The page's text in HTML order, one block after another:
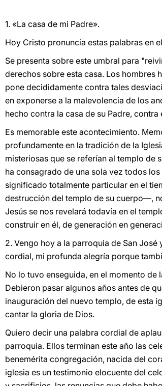
1. «La casa de mi Padre».
Hoy Cristo pronuncia estas palabras en
Se presenta sobre este umbral para
derechos sobre esta casa. Los hombres
pone decididamente contra tales
en exponerse a la malevolencia de los
hecho contra la casa de su Padre, contra
Es memorable este acontecimiento.
profundamente en la tradición de la
misteriosas que se referían al templo de
ha consagrado de una sola vez todos
significado totalmente particular en el
destrucción del templo de su cuerpo—,
Jesús se nos revelará todavía en el
construir en él, de generación en
2. Vengo hoy a la parroquia de San
cordial, mi profunda alegría porque
No lo tuvo enseguida, en el momento de
Debieron pasar algunos años antes de
inauguración del nuevo templo, de esta
cantar la gloria de Dios.
Quiero decir una palabra cordial de
parroquia. Ellos terminan este año las
benemérita congregación, nacida del
iglesia es un testimonio elocuente del